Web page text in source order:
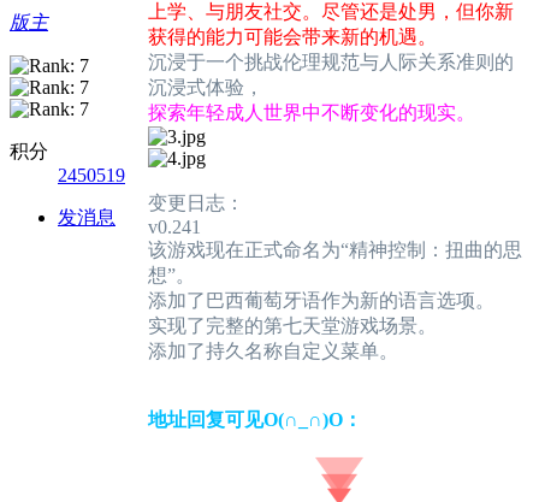
版主
积分
2450519
发消息
上学、与朋友社交。尽管还是处男，但你新
获得的能力可能会带来新的机遇。
沉浸于一个挑战伦理规范与人际关系准则的
沉浸式体验，
探索年轻成人世界中不断变化的现实。
变更日志：
v0.241
该游戏现在正式命名为“精神控制：扭曲的思
想”。
添加了巴西葡萄牙语作为新的语言选项。
实现了完整的第七天堂游戏场景。
添加了持久名称自定义菜单。
地址回复可见O(∩_∩)O：